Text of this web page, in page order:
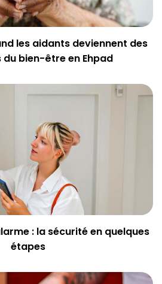
les aidants deviennent des
bien-être en Ehpad
: la sécurité en quelques
étapes